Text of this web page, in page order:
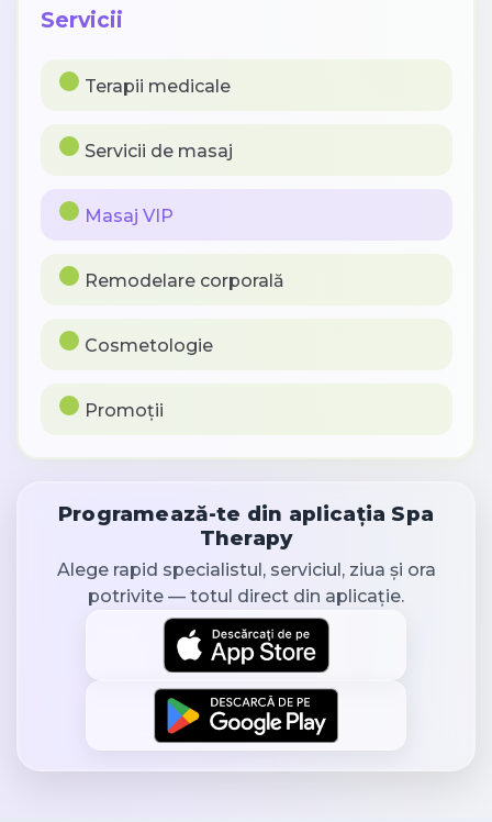
Servicii
Terapii medicale
Servicii de masaj
Masaj VIP
Remodelare corporală
Cosmetologie
Promoții
Programează-te din aplicația Spa
Therapy
Alege rapid specialistul, serviciul, ziua și ora
potrivite — totul direct din aplicație.